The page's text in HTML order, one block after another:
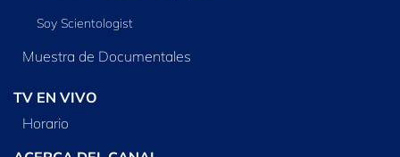
Soy Scientologist
Muestra de Documentales
TV EN VIVO
Horario